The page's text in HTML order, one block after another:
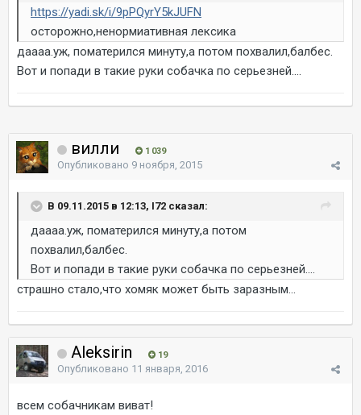
https://yadi.sk/i/9pPQyrY5kJUFN
осторожно,ненормиативная лексика
даааа.уж, поматерился минуту,а потом похвалил,балбес.
Вот и попади в такие руки собачка по серьезней....
вилли 1 039
Опубликовано 9 ноября, 2015
В 09.11.2015 в 12:13, I72 сказал:
даааа.уж, поматерился минуту,а потом
похвалил,балбес.
Вот и попади в такие руки собачка по серьезней....
страшно стало,что хомяк может быть заразным...
Aleksirin 19
Опубликовано 11 января, 2016
всем собачникам виват!